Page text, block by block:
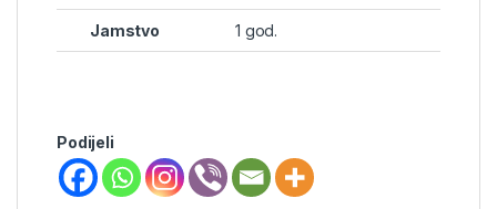
Jamstvo 1 god.
Podijeli